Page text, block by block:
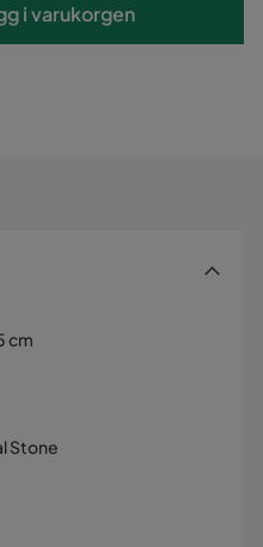
i varukorgen
cm
Stone